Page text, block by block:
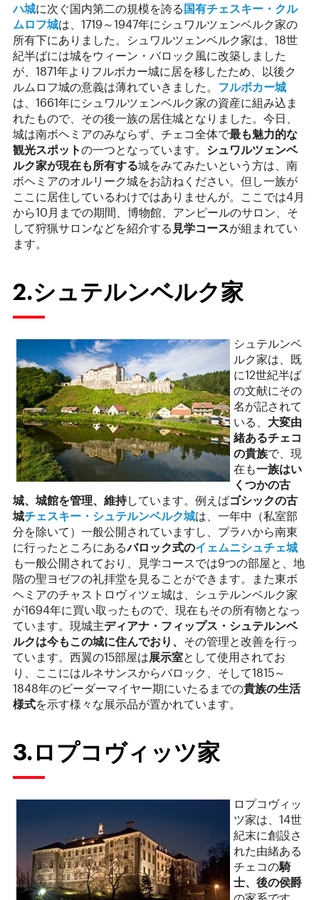
ハ城に次ぐ国内第二の規模を誇る国有チェスキー・クル
ムロフ城は、1719～1947年にシュワルツェンベルク家の
所有下にありました。シュワルツェンベルク家は、18世
紀半ばには城をウィーン・バロック風に改築しました
が、1871年よりフルボカー城に居を移したため、以後ク
ルムロフ城の意義は薄れていきました。 フルボカー城
は、1661年にシュワルツェンベルク家の資産に組み込ま
れたもので、その後一族の居住城となりました。今日、
城は南ボヘミアのみならず、チェコ全体で最も魅力的な
観光スポットの一つとなっています。 シュワルツェンベ
ルク家が現在も所有する城をみてみたいという方は、南
ボヘミアのオルリーク城をお訪ねください。但し一族が
ここに居住しているわけではありませんが。ここでは4月
から10月までの期間、博物館、アンピールのサロン、そ
して狩猟サロンなどを紹介する 見学コースが組まれてい
ます。
2.シュテルンベルク家
シュテルンベ
ルク家は、既
に12世紀半ば
の文献にその
名が記されて
いる、 大変由
緒あるチェコ
の貴族で、現
在も一族はい
くつかの古
城、城館を管理、維持しています。例えばゴシックの古
城チェスキー・シュテルンベルク城は、一年中（私室部
分を除いて）一般公開されていますし、プラハから南東
に行ったところにあるバロック式のイェムニシュチェ城
も一般公開されており、見学コースでは9つの部屋と、地
階の聖ヨゼフの礼拝堂を見ることができます。また東ボ
ヘミアのチャストロヴィツェ城は、シュテルンベルク家
が1694年に買い取ったもので、現在もその所有物となっ
ています。現城主ディアナ・フィップス・シュテルンベ
ルクは今もこの城に住んでおり、 その管理と改善を行っ
ています。西翼の15部屋は展示室として使用されてお
り、ここにはルネサンスからバロック、そして1815～
1848年のビーダーマイヤー期にいたるまでの貴族の生活
様式を示す様々な展示品が置かれています。
3.ロプコヴィッツ家
ロプコヴィッ
ツ家は、14世
紀末に創設さ
れた由緒ある
チェコの騎
士、後の侯爵